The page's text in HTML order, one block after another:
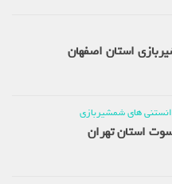
استان اصفهان
های شمشیربازی
استان تهران